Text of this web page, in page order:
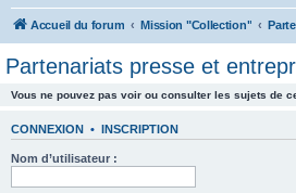
Accueil du forum Mission "Collection"
Partenariats presse et
Vous ne pouvez pas voir ou consulter les sujets de
CONNEXION • INSCRIPTION
Nom d’utilisateur :